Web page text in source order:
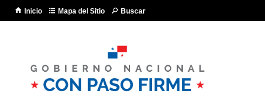
Inicio Mapa del Sitio Buscar